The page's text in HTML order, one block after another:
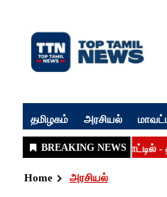
தமிழகம் அரசியல்
Home அரசியல்